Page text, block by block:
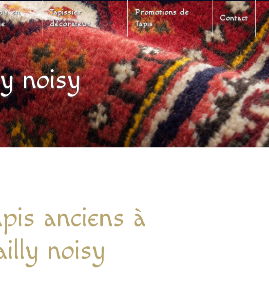
en
Tapissier
décorateur
Promotions de
Tapis
Contact
noisy
anciens à
noisy